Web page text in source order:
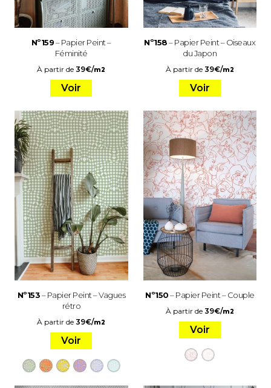
Nº159– Papier Peint –
Féminité
À partir de39€/m2
Voir
Nº158– Papier Peint – Oiseaux
du Japon
À partir de 39€/m2
Voir
Nº153– Papier Peint – Vagues
rétro
À partir de39€/m2
Voir
Nº150– Papier Peint – Couple
À partir de 39€/m2
Voir